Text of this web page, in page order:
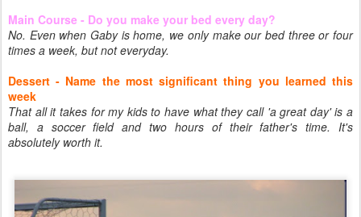
Main Course - Do you make your bed every day?
No. Even when Gaby is home, we only make our bed three or four
times a week, but not everyday.
Dessert - Name the most significant thing you learned this
week
That all it takes for my kids to have what they call 'a great day' is a
ball, a soccer field and two hours of their father's time. It's
absolutely worth it.